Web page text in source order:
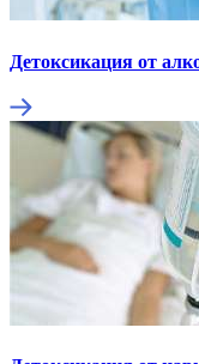
Детоксикация от